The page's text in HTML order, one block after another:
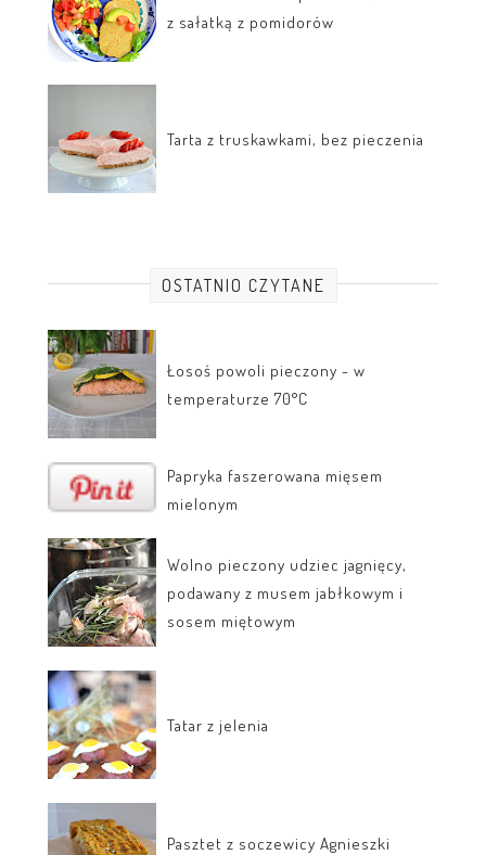
z sałatką z pomidorów
Tarta z truskawkami, bez pieczenia
OSTATNIO CZYTANE
Łosoś powoli pieczony - w
temperaturze 70°C
Papryka faszerowana mięsem
mielonym
Wolno pieczony udziec jagnięcy,
podawany z musem jabłkowym i
sosem miętowym
Tatar z jelenia
Pasztet z soczewicy Agnieszki